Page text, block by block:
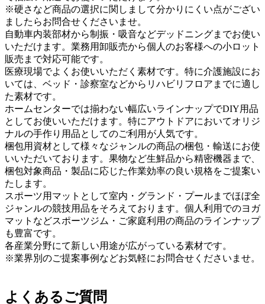
※硬さなど商品の選択に関しまして分かりにくい点がござい
ましたらお問合せくださいませ。
自動車内装部材から制振・吸音などデッドニングまでお使い
いただけます。業務用卸販売から個人のお客様への小ロット
販売まで対応可能です。
医療現場でよくお使いいただく素材です。特に介護施設にお
いては、ベッド・診察室などからリハビリフロアまでに適し
た素材です。
ホームセンターでは揃わない幅広いラインナップでDIY用品
としてお使いいただけます。特にアウトドアにおいてオリジ
ナルの手作り用品としてのご利用が人気です。
梱包用資材として様々なジャンルの商品の梱包・輸送にお使
いいただいております。果物など生鮮品から精密機器まで、
梱包対象商品・製品に応じた作業効率の良い規格をご提案い
たします。
スポーツ用マットとして室内・グランド・プールまでほぼ全
ジャンルの競技用品をそろえております。個人利用でのヨガ
マットなどスポーツジム・ご家庭利用の商品のラインナップ
も豊富です。
各産業分野にて新しい用途が広がっている素材です。
※業界別のご提案事例などお気軽にお問合せくださいませ。
よくあるご質問